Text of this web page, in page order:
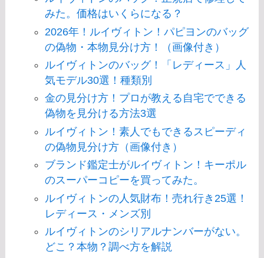
みた。価格はいくらになる？
2026年！ルイヴィトン！パピヨンのバッグ
の偽物・本物見分け方！（画像付き）
ルイヴィトンのバッグ！「レディース」人
気モデル30選！種類別
金の見分け方！プロが教える自宅でできる
偽物を見分ける方法3選
ルイヴィトン！素人でもできるスピーディ
の偽物見分け方（画像付き）
ブランド鑑定士がルイヴィトン！キーポル
のスーパーコピーを買ってみた。
ルイヴィトンの人気財布！売れ行き25選！
レディース・メンズ別
ルイヴィトンのシリアルナンバーがない。
どこ？本物？調べ方を解説